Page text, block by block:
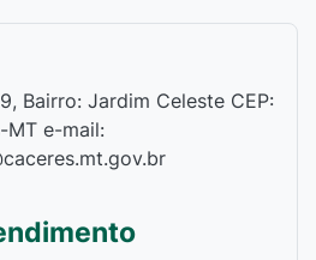
Bairro: Jardim Celeste CEP:
MT e-mail: